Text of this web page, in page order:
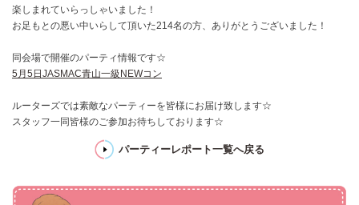
楽しまれていらっしゃいました！
お足もとの悪い中いらして頂いた214名の方、ありがとうございました！
同会場で開催のパーティ情報です☆
5月5日JASMAC青山一級NEWコン
ルーターズでは素敵なパーティーを皆様にお届け致します☆
スタッフ一同皆様のご参加お待ちしております☆
パーティーレポート一覧へ戻る